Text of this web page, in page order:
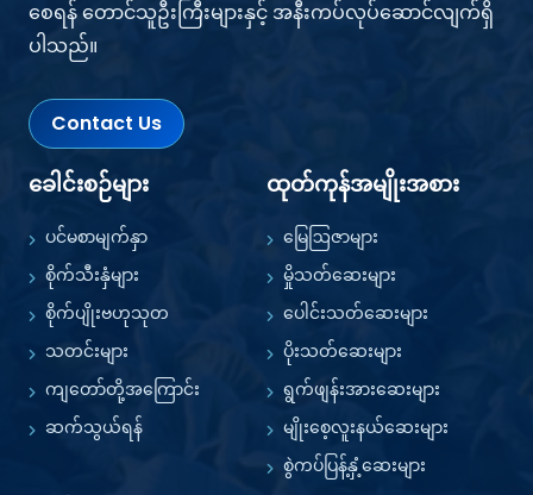
စေရန် တောင်သူဦးကြီးများနှင့် အနီးကပ်လုပ်ဆောင်လျက်ရှိ
ပါသည်။
Contact Us
ခေါင်းစဉ်များ
ပင်မစာမျက်နှာ
စိုက်သီးနှံများ
စိုက်ပျိုးဗဟုသုတ
သတင်းများ
ကျတော်တို့အကြောင်း
ဆက်သွယ်ရန်
ထုတ်ကုန်အမျိုးအစား
မြေဩဇာများ
မှိုသတ်ဆေးများ
ပေါင်းသတ်ဆေးများ
ပိုးသတ်ဆေးများ
ရွက်ဖျန်းအားဆေးများ
မျိုးစေ့လူးနယ်ဆေးများ
စွဲကပ်ပြန့်နှံ့ဆေးများ